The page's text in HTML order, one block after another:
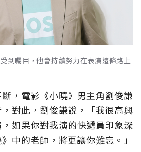
到矚目，他會持續努力在表演這條路上
，電影《小曉》男主角劉俊謙
對此，劉俊謙說，「我很高興
如果你對我演的快遞員印象深
中的老師，將更讓你難忘。」